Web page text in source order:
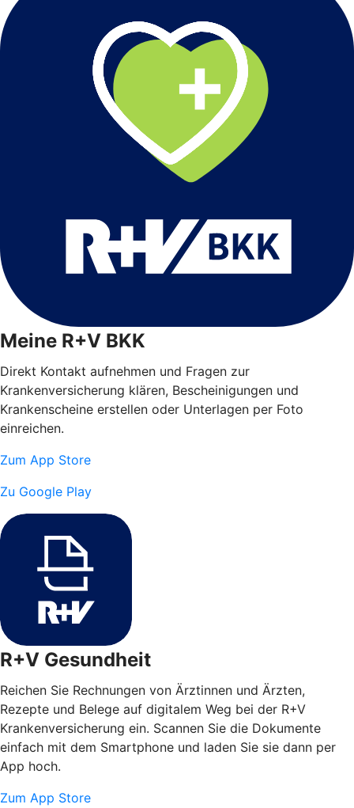
Meine R+V BKK
Direkt Kontakt aufnehmen und Fragen zur
Krankenversicherung klären, Bescheinigungen und
Krankenscheine erstellen oder Unterlagen per Foto
einreichen.
Zum App Store
Zu Google Play
R+V Gesundheit
Reichen Sie Rechnungen von Ärztinnen und Ärzten,
Rezepte und Belege auf digitalem Weg bei der R+V
Krankenversicherung ein. Scannen Sie die Dokumente
einfach mit dem Smartphone und laden Sie sie dann per
App hoch.
Zum App Store